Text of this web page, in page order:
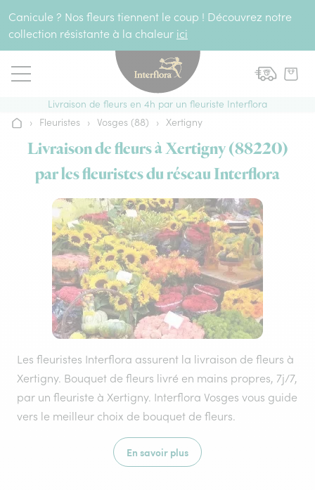
Canicule ? Nos fleurs tiennent le coup ! Découvrez notre
collection résistante à la chaleur ici
Livraison de fleurs en 4h par un fleuriste Interflora
Accueil
› Fleuristes › Vosges (88) › Xertigny
Livraison de fleurs à Xertigny (88220)
par les fleuristes du réseau Interflora
Les fleuristes Interflora assurent la livraison de fleurs à
Xertigny. Bouquet de fleurs livré en mains propres, 7j/7,
par un fleuriste à Xertigny. Interflora Vosges vous guide
vers le meilleur choix de bouquet de fleurs.
En savoir plus